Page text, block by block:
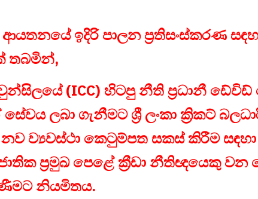
ආයතනයේ ඉදිරි පාලන ප්‍රතිසංස්කරණ
තබමින්,
(ICC) හිටපු නීති ප්‍රධානී
සේවය ලබා ගැනීමට ශ්‍රී ලංකා ක්‍රිකට්
ව්‍යවස්ථා කෙටුම්පත සකස් කිරීම සඳහා
ප්‍රමුඛ පෙළේ ක්‍රීඩා නීතිඥයෙකු වන
නියමිතය.